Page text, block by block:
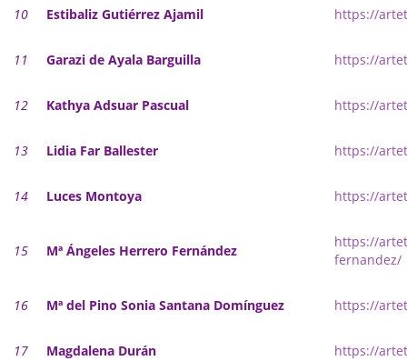
Grupo Territorial Baleares
Grupo Territorial Valencia
Jornadas de Investigación
10 Estibaliz Gutiérrez Ajamil https://
11 Garazi de Ayala Barguilla https://
12 Kathya Adsuar Pascual https://
13 Lidia Far Ballester https://
14 Luces Montoya https://
15 Mª Ángeles Herrero Fernández
https://
fernandez/
16 Mª del Pino Sonia Santana Domínguez https://
17 Magdalena Durán https://